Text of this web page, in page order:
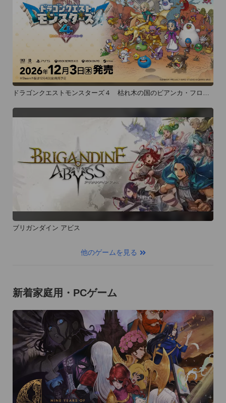
ドラゴンクエストモンスターズ４ 枯れ木の国のビアンカ・フロー
ブリガンダイン アビス
他のゲームを見る
新着家庭用・PCゲーム